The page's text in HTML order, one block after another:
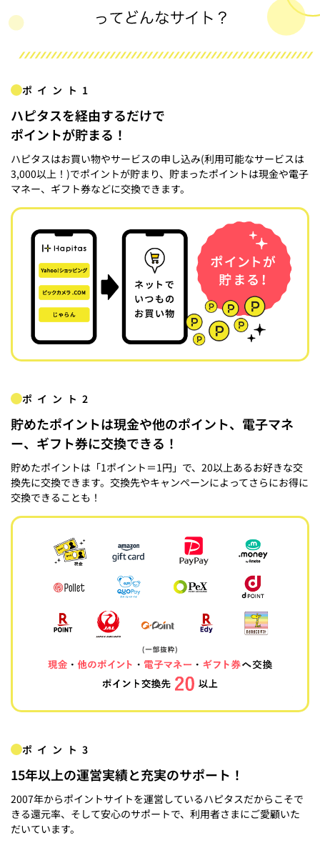
ポイント1
ハピタスを経由するだけで
ポイントが貯まる！
ハピタスはお買い物やサービスの申し込み(利用可能なサービスは
3,000以上！)でポイントが貯まり、貯まったポイントは現金や電子
マネー、ギフト券などに交換できます。
ポイント2
貯めたポイントは現金や他のポイント、電子マネ
ー、ギフト券に交換できる！
貯めたポイントは「1ポイント＝1円」で、20以上あるお好きな交
換先に交換できます。交換先やキャンペーンによってさらにお得に
交換できることも！
ポイント3
15年以上の運営実績と充実のサポート！
2007年からポイントサイトを運営しているハピタスだからこそで
きる還元率、そして安心のサポートで、利用者さまにご愛顧いた
だいています。